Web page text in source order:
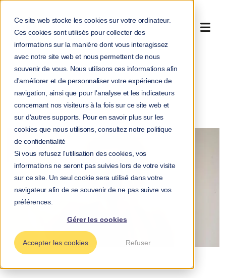
Ce site web stocke les cookies sur votre ordinateur.
Ces cookies sont utilisés pour collecter des
informations sur la manière dont vous interagissez
avec notre site web et nous permettent de nous
souvenir de vous. Nous utilisons ces informations afin
d'améliorer et de personnaliser votre expérience de
navigation, ainsi que pour l'analyse et les indicateurs
concernant nos visiteurs à la fois sur ce site web et
sur d'autres supports. Pour en savoir plus sur les
cookies que nous utilisons, consultez notre politique
de confidentialité
Si vous refusez l'utilisation des cookies, vos
informations ne seront pas suivies lors de votre visite
sur ce site. Un seul cookie sera utilisé dans votre
navigateur afin de se souvenir de ne pas suivre vos
préférences.
Gérer les cookies
Accepter les cookies Refuser
Accueil > Blog >
davantage se soutenir ?